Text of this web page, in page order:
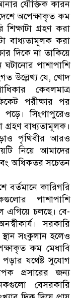
যৌক্তিক কারন
অপেক্ষাকৃত কম
শিক্ষাটা গ্রহণ করা
বাধ্যতামূলক করা
দিকে না তাকিয়ে
ঘটানোর পাশাপাশি
উল্লেখ্য যে, খোদ
কেবলমাত্র
পরীক্ষার পর
পড়ে। সিংগাপুরেও
গ্রহণ বাধ্যতামূলক।
পৃথিবীর আরও
নিয়ে আমাদের
অধিকতর সচেতন
বর্তমানে কারিগরি
পাশাপাশি
এগিয়ে চলছে। বে-
সরকারি
স্থান সংকুলান হলেও
কম মেধাবি
পড়ার যথেষ্ট সুযোগ
প্রসারের জন্য
বেসরকারি